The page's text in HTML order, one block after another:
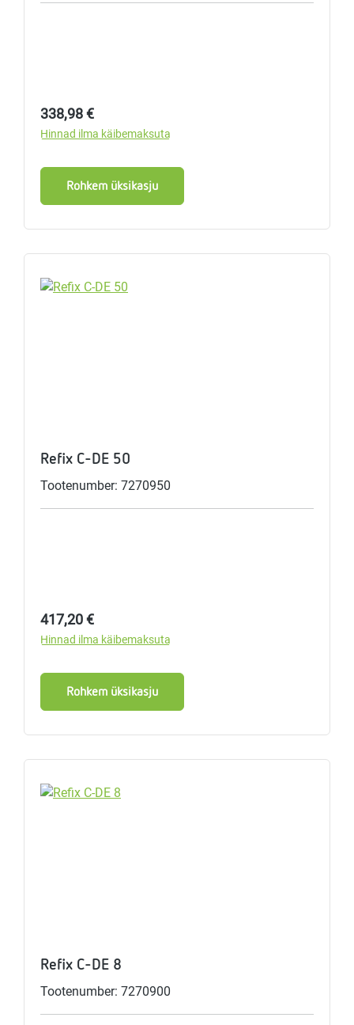
Tavahind:
338,98 €
Hinnad ilma käibemaksuta
Rohkem üksikasju
Refix C-DE 50
Tootenumber: 7270950
Tavahind:
417,20 €
Hinnad ilma käibemaksuta
Rohkem üksikasju
Refix C-DE 8
Tootenumber: 7270900